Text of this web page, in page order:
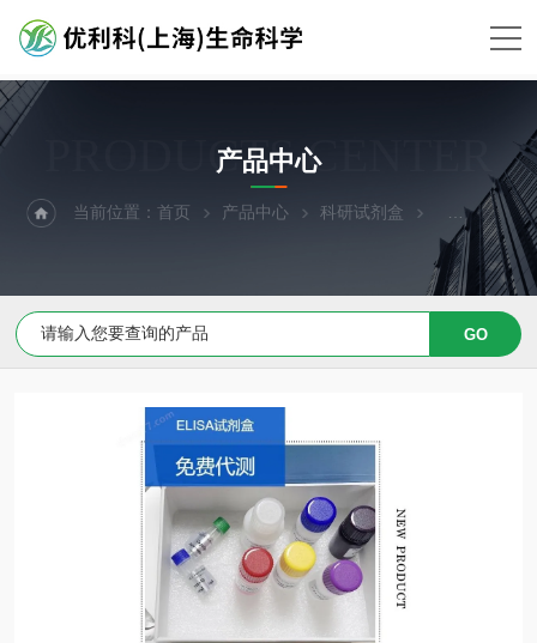
PRODUCTS CENTER
产品中心
当前位置：首页 产品中心 科研试剂盒 ELISA试剂盒